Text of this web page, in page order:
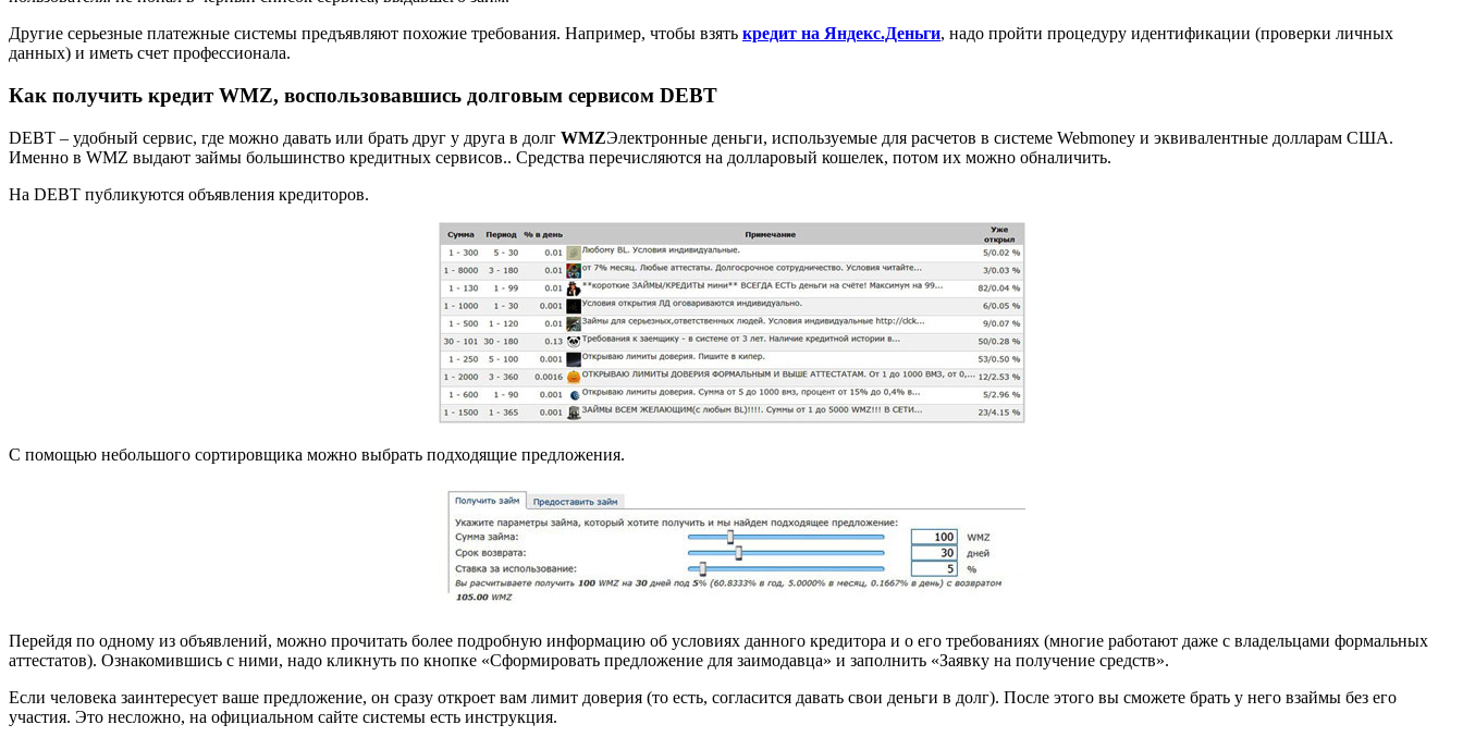
Другие серьезные платежные системы предъявляют похожие требования. Например, чтобы взять кредит на Яндекс.Деньги, надо пройти процедуру идентификации (проверки личных
данных) и иметь счет профессионала.
Как получить кредит WMZ, воспользовавшись долговым сервисом DEBT
DEBT – удобный сервис, где можно давать или брать друг у друга в долг WMZЭлектронные деньги, используемые для расчетов в системе Webmoney и эквивалентные долларам США.
Именно в WMZ выдают займы большинство кредитных сервисов.. Средства перечисляются на долларовый кошелек, потом их можно обналичить.
На DEBT публикуются объявления кредиторов.
С помощью небольшого сортировщика можно выбрать подходящие предложения.
Перейдя по одному из объявлений, можно прочитать более подробную информацию об условиях данного кредитора и о его требованиях (многие работают даже с владельцами формальных
аттестатов). Ознакомившись с ними, надо кликнуть по кнопке «Сформировать предложение для заимодавца» и заполнить «Заявку на получение средств».
Если человека заинтересует ваше предложение, он сразу откроет вам лимит доверия (то есть, согласится давать свои деньги в долг). После этого вы сможете брать у него взаймы без его
участия. Это несложно, на официальном сайте системы есть инструкция.